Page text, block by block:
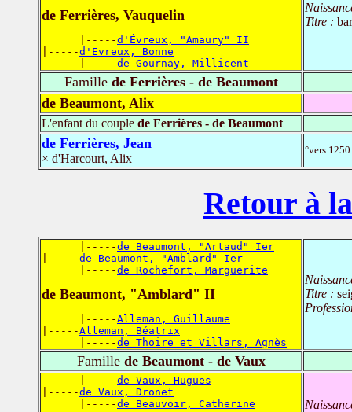
de Ferrières, Vauquelin
      |-----
d'Évreux, "Amaury" II
|-----d'Evreux, Bonne
      |-----
de Gournay, Millicent
Titre :
Famillede Ferrières - de Beaumont
de Beaumont, Alix
L'enfant du couple de Ferrières - de Beaumont
de Ferrières, Jean
× d'Harcourt, Alix
°vers
Retour à
      |-----
de Beaumont, "Artaud" Ier
|-----de Beaumont, "Amblard" Ier
      |-----
de Rochefort, Marguerite
de Beaumont, "Amblard" II
      |-----
Alleman, Guillaume
|-----Alleman, Béatrix
      |-----
de Thoire et Villars, Agnès
Titre :
Famillede Beaumont - de Vaux
      |-----
de Vaux, Hugues
|-----de Vaux, Dronet
      |-----
de Beauvoir, Catherine